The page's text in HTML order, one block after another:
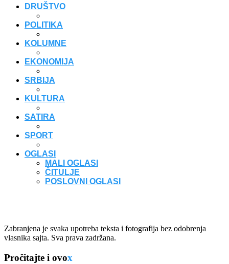
DRUŠTVO
POLITIKA
KOLUMNE
EKONOMIJA
SRBIJA
KULTURA
SATIRA
SPORT
OGLASI
MALI OGLASI
ČITULJE
POSLOVNI OGLASI
Zabranjena je svaka upotreba teksta i fotografija bez odobrenja
vlasnika sajta. Sva prava zadržana.
Pročitajte i ovox